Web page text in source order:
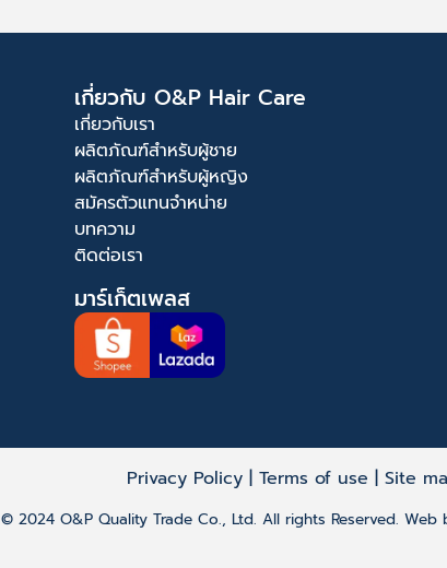
เกี่ยวกับ O&P Hair Care
เกี่ยวกับเรา
ผลิตภัณฑ์สำหรับผู้ชาย
ผลิตภัณฑ์สำหรับผู้หญิง
สมัครตัวแทนจำหน่าย
บทความ
ติดต่อเรา
มาร์เก็ตเพลส
Privacy Policy | Terms of use | Site
© 2024 O&P Quality Trade Co., Ltd. All rights Reserved.